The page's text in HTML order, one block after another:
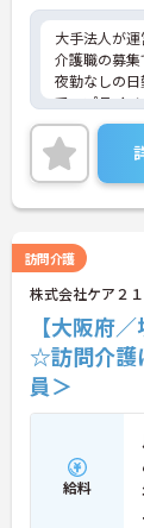
大手法人が
介護職の募集
夜勤なしの
で、プライ
資格手当や
安心☆
ご興味のあ
に詳細をお
さい！
訪問介護
株式会社ケア２
【大阪府
☆訪問介護
員＞
給料